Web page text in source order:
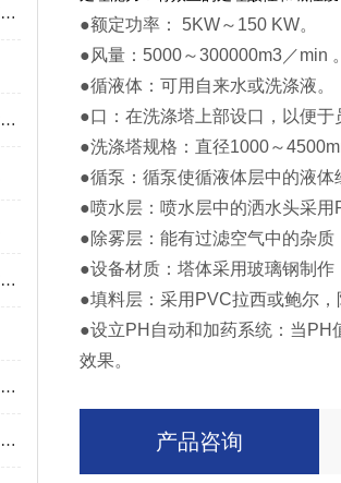
一文读懂玻璃钢喷淋塔与玻璃钢洗涤塔的区别：两种设备，大部分的人叫不对名字，用不对场合
玻璃钢洗涤塔安装及使用注意事项
玻璃钢洗涤塔中的气体循环方式探讨
玻璃钢洗涤塔在进行蒸汽吹扫时要注意哪些？
玻璃钢洗涤塔的支撑架如何安装紧固？
●额定功率： 5KW～150 KW。
●风量：5000～300000m3／min 。
●循液体：可用自来水或洗涤液。
●口：在洗涤塔上部设口，以便于
●洗涤塔规格：直径1000～
●循泵：循泵使循液体层中的液体
●喷水层：喷水层中的洒水头采
●除雾层：能有过滤空气中的杂质
●设备材质：塔体采用玻璃钢制
●填料层：采用PVC拉西或鲍尔，
●设立PH自动和加药系统：当PH
效果。
产品咨询